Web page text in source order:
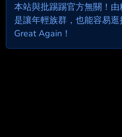
本站與批踢踢官方無關！
是讓年輕族群，也能容易
Great Again！